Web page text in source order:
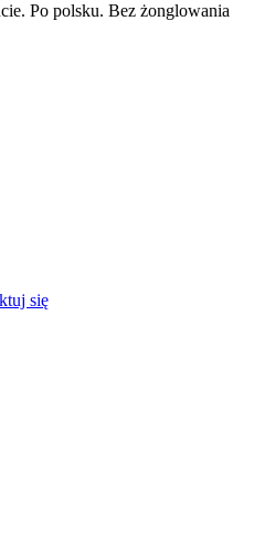
Po polsku. Bez żonglowania
się